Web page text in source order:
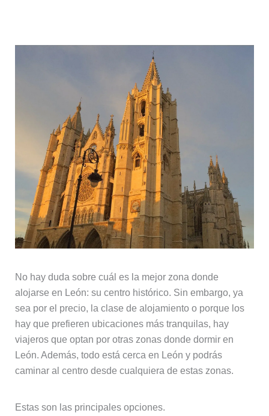
No hay duda sobre cuál es la mejor zona donde
alojarse en León: su centro histórico. Sin embargo, ya
sea por el precio, la clase de alojamiento o porque los
hay que prefieren ubicaciones más tranquilas, hay
viajeros que optan por otras zonas donde dormir en
León. Además, todo está cerca en León y podrás
caminar al centro desde cualquiera de estas zonas.
Estas son las principales opciones.